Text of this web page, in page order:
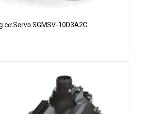
cơ Servo SGMSV-10D3A2C